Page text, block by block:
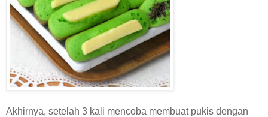
Akhirnya, setelah 3 kali mencoba membuat pukis dengan